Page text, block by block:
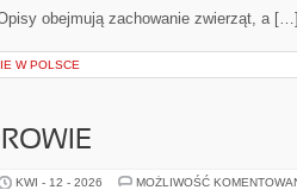
obejmują zachowanie zwierząt, a
W POLSCE
KWI - 12 - 2026 MOŻLIWOŚĆ